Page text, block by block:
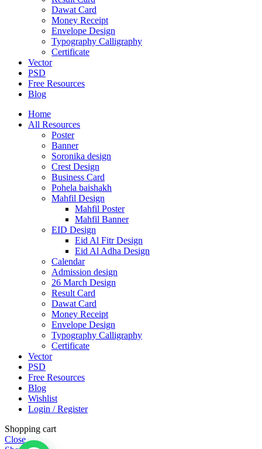
Dawat Card
Money Receipt
Envelope Design
Typography Calligraphy
Certificate
Vector
PSD
Free Resources
Blog
Home
All Resources
Poster
Banner
Soronika design
Crest Design
Business Card
Pohela baishakh
Mahfil Design
Mahfil Poster
Mahfil Banner
EID Design
Eid Al Fitr Design
Eid Al Adha Design
Calendar
Admission design
26 March Design
Result Card
Dawat Card
Money Receipt
Envelope Design
Typography Calligraphy
Certificate
Vector
PSD
Free Resources
Blog
Wishlist
Login / Register
Shopping cart
Close